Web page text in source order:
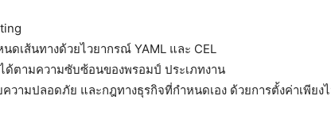
ดเส้นทางด้วยไวยากรณ์ YAML และ CEL
ด้ตามความซับซ้อนของพรอมป์ ประเภทงาน
ามปลอดภัย และกฎทางธุรกิจที่กำหนดเอง ด้วยการตั้งค่าเพียง